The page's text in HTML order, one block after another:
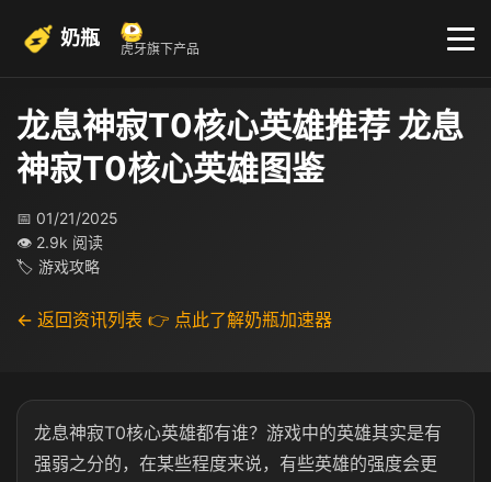
奶瓶 虎牙旗下产品
龙息神寂T0核心英雄推荐 龙息
神寂T0核心英雄图鉴
📅 01/21/2025
👁 2.9k 阅读
🏷 游戏攻略
← 返回资讯列表 👉 点此了解奶瓶加速器
龙息神寂T0核心英雄都有谁？游戏中的英雄其实是有
强弱之分的，在某些程度来说，有些英雄的强度会更